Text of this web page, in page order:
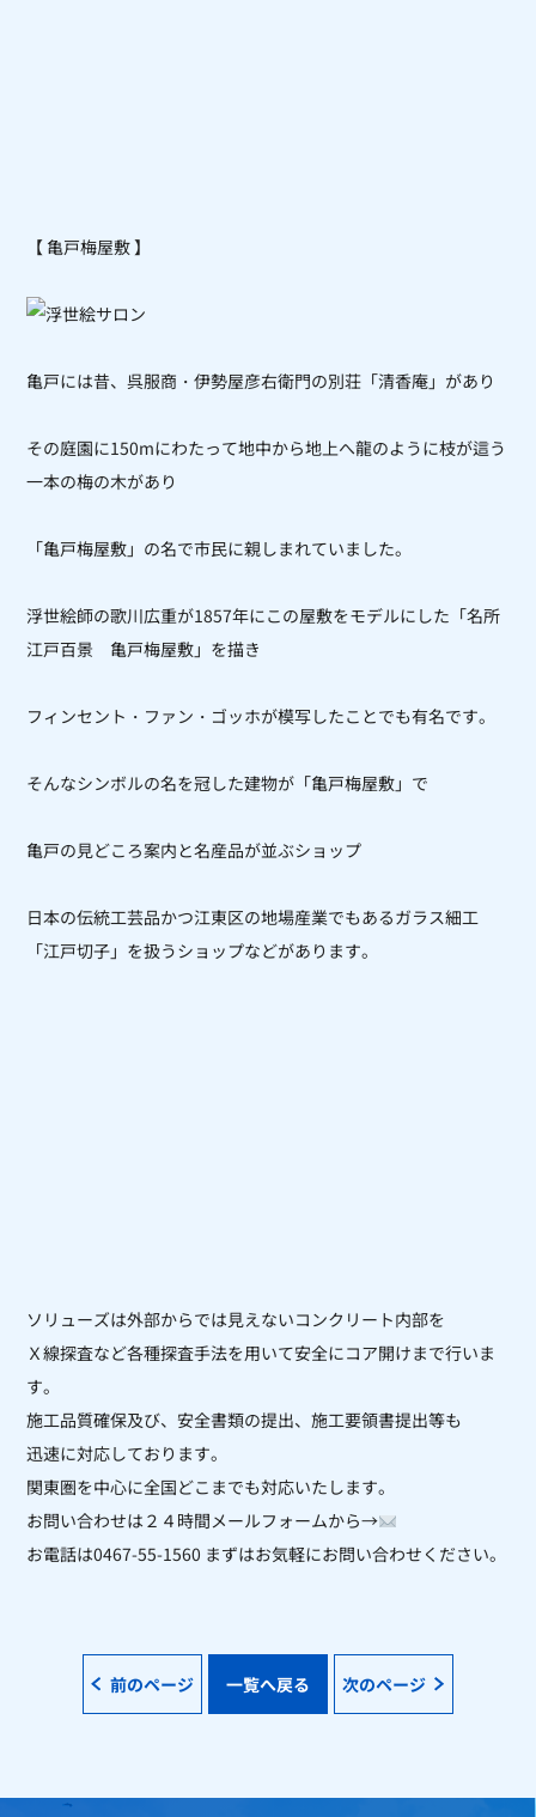
【 亀戸梅屋敷 】
亀戸には昔、呉服商・伊勢屋彦右衛門の別荘「清香庵」があり
その庭園に150mにわたって地中から地上へ龍のように枝が這う
一本の梅の木があり
「亀戸梅屋敷」の名で市民に親しまれていました。
浮世絵師の歌川広重が1857年にこの屋敷をモデルにした「名所
江戸百景 亀戸梅屋敷」を描き
フィンセント・ファン・ゴッホが模写したことでも有名です。
そんなシンボルの名を冠した建物が「亀戸梅屋敷」で
亀戸の見どころ案内と名産品が並ぶショップ
日本の伝統工芸品かつ江東区の地場産業でもあるガラス細工
「江戸切子」を扱うショップなどがあります。
ソリューズは外部からでは見えないコンクリート内部を
Ｘ線探査など各種探査手法を用いて安全にコア開けまで行いま
す。
施工品質確保及び、安全書類の提出、施工要領書提出等も
迅速に対応しております。
関東圏を中心に全国どこまでも対応いたします。
お問い合わせは２４時間メールフォームから→
お電話は0467-55-1560 まずはお気軽にお問い合わせください。
前のページ 一覧へ戻る 次のページ